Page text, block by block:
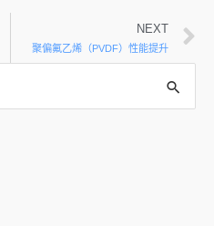
NEXT
聚偏氟乙烯（PVDF）性能提升